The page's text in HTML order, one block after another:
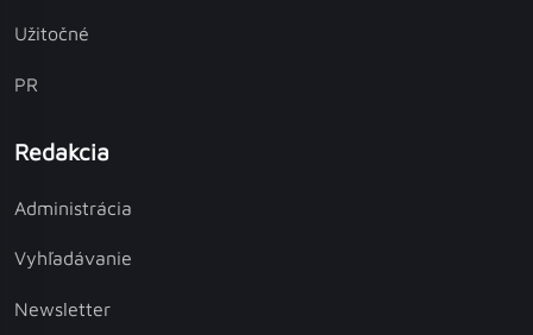
Užitočné
PR
Redakcia
Administrácia
Vyhľadávanie
Newsletter